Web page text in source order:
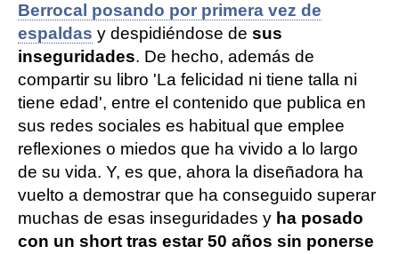
Berrocal posando por primera vez de
espaldas y despidiéndose de sus
inseguridades. De hecho, además de
compartir su libro 'La felicidad ni tiene talla ni
tiene edad', entre el contenido que publica en
sus redes sociales es habitual que emplee
reflexiones o miedos que ha vivido a lo largo
de su vida. Y, es que, ahora la diseñadora ha
vuelto a demostrar que ha conseguido superar
muchas de esas inseguridades y ha posado
con un short tras estar 50 años sin ponerse